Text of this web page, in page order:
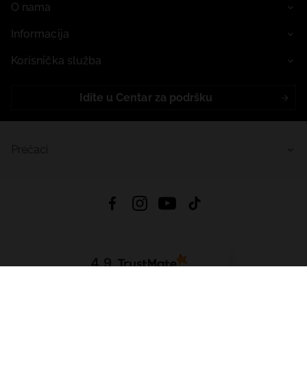
O nama
Informacija
Korisnička služba
Idite u Centar za podršku
4.9